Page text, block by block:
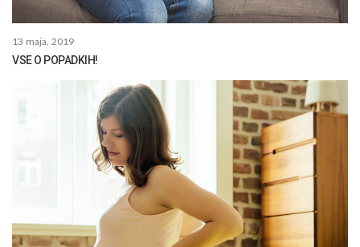
13 maja, 2019
VSE O POPADKIH!